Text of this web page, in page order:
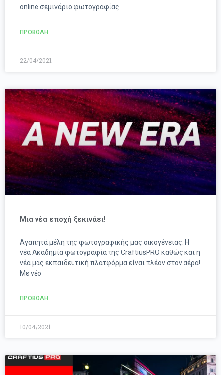
online σεμινάριο φωτογραφίας
ΠΡΟΒΟΛΗ
22/04/2021
Μια νέα εποχή ξεκινάει!
Αγαπητά μέλη της φωτογραφικής μας οικογένειας. Η
νέα Ακαδημία φωτογραφία της CraftiusPRO καθώς και η
νέα μας εκπαιδευτική πλατφόρμα είναι πλέον στον αέρα!
Με νέο
ΠΡΟΒΟΛΗ
10/04/2021